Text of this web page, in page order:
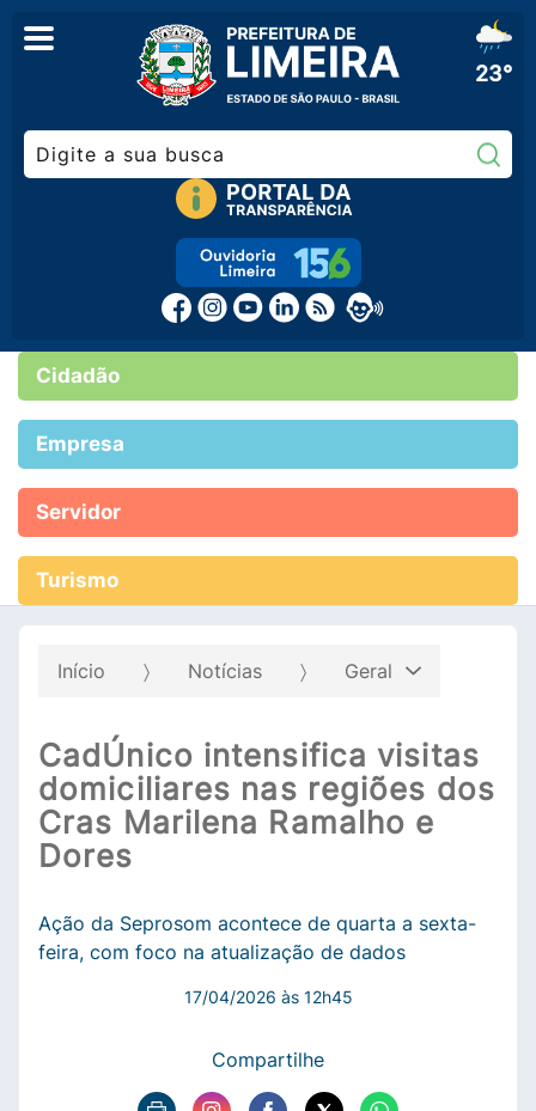
23°
Cidadão
Empresa
Servidor
Turismo
Início Notícias Geral
CadÚnico intensifica visitas
domiciliares nas regiões dos
Cras Marilena Ramalho e
Dores
Ação da Seprosom acontece de quarta a sexta-
feira, com foco na atualização de dados
17/04/2026 às 12h45
Compartilhe